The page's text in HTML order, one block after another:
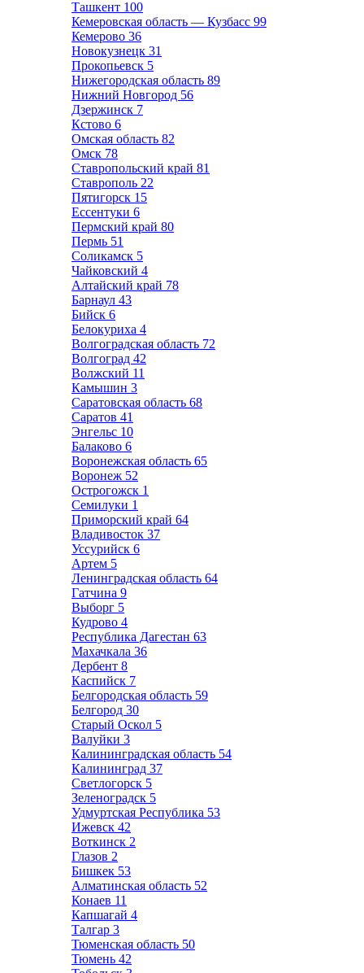
Ташкент 100
Кемеровская область — Кузбасс 99
Кемерово 36
Новокузнецк 31
Прокопьевск 5
Нижегородская область 89
Нижний Новгород 56
Дзержинск 7
Кстово 6
Омская область 82
Омск 78
Ставропольский край 81
Ставрополь 22
Пятигорск 15
Ессентуки 6
Пермский край 80
Пермь 51
Соликамск 5
Чайковский 4
Алтайский край 78
Барнаул 43
Бийск 6
Белокуриха 4
Волгоградская область 72
Волгоград 42
Волжский 11
Камышин 3
Саратовская область 68
Саратов 41
Энгельс 10
Балаково 6
Воронежская область 65
Воронеж 52
Острогожск 1
Семилуки 1
Приморский край 64
Владивосток 37
Уссурийск 6
Артем 5
Ленинградская область 64
Гатчина 9
Выборг 5
Кудрово 4
Республика Дагестан 63
Махачкала 36
Дербент 8
Каспийск 7
Белгородская область 59
Белгород 30
Старый Оскол 5
Валуйки 3
Калининградская область 54
Калининград 37
Светлогорск 5
Зеленоградск 5
Удмуртская Республика 53
Ижевск 42
Воткинск 2
Глазов 2
Бишкек 53
Алматинская область 52
Конаев 11
Капшагай 4
Талгар 3
Тюменская область 50
Тюмень 42